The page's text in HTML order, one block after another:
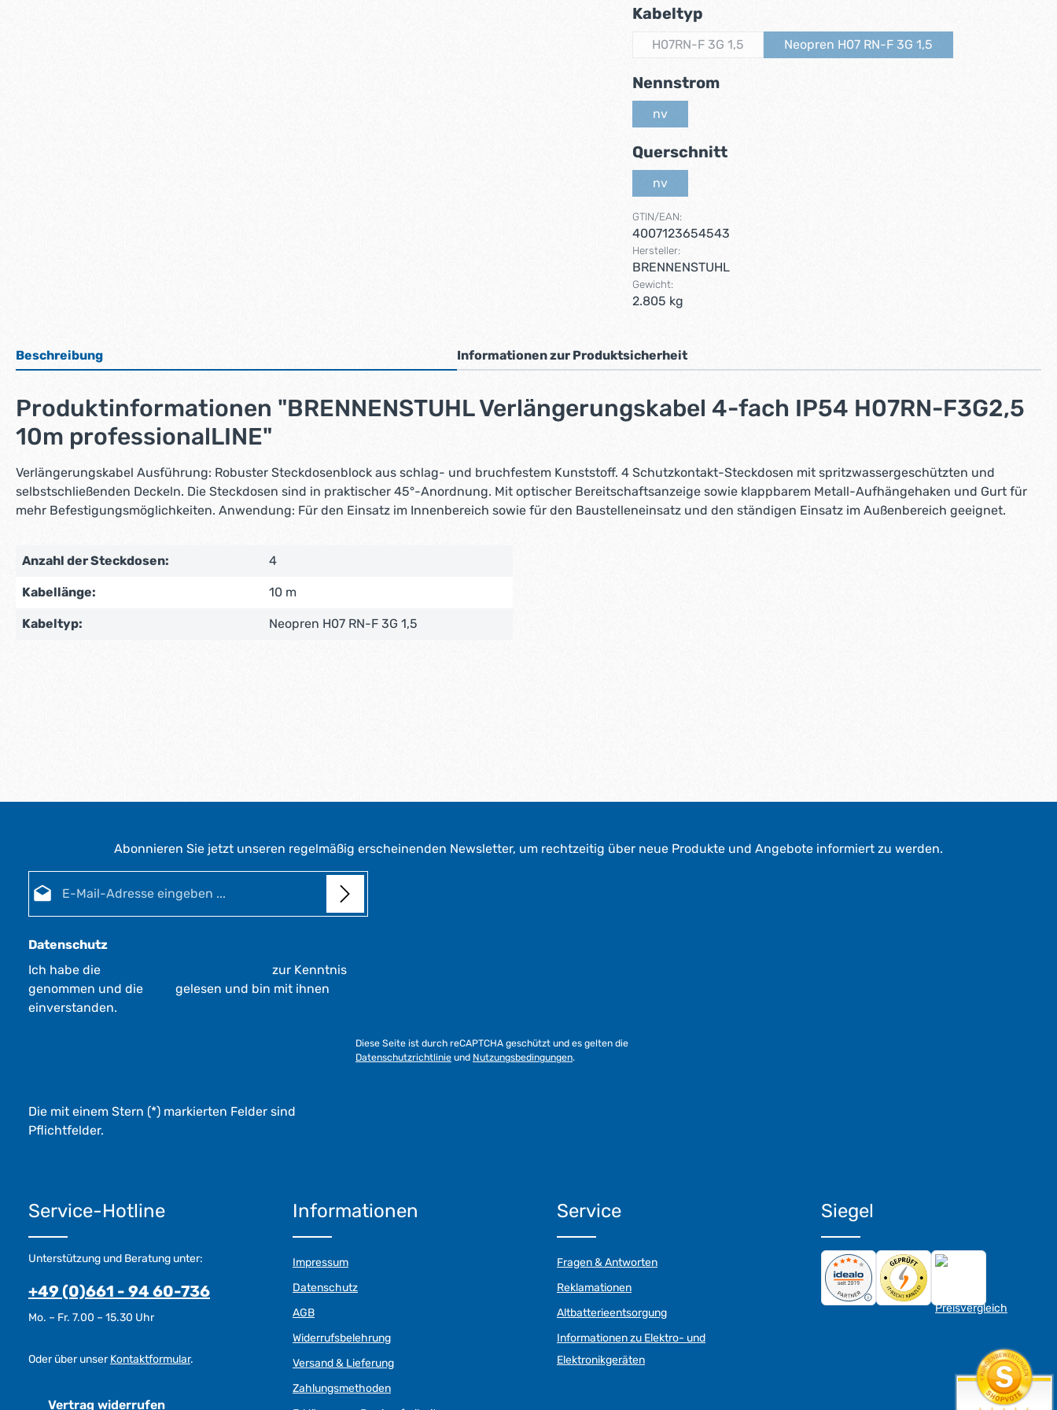
Kabeltyp
H07RN-F 3G 1,5
(Diese Option ist zurzeit nicht verfügbar.)
Neopren H07 RN-F 3G 1,5
(Diese Option ist zurzeit nicht
Nennstromauswählen
nv
Querschnittauswählen
nv
GTIN/EAN:
4007123654543
Hersteller:
BRENNENSTUHL
Gewicht:
2.805 kg
Beschreibung Informationen zur Produktsicherheit
Produktinformationen "BRENNENSTUHL Verlängerungskabel 4-fach IP54 H07RN-F3G2,5
10m professionalLINE"
Verlängerungskabel Ausführung: Robuster Steckdosenblock aus schlag- und bruchfestem Kunststoff. 4 Schutzkontakt-Steckdosen mit spritzwassergeschützten und
selbstschließenden Deckeln. Die Steckdosen sind in praktischer 45°-Anordnung. Mit optischer Bereitschaftsanzeige sowie klappbarem Metall-Aufhängehaken und Gurt für
mehr Befestigungsmöglichkeiten. Anwendung: Für den Einsatz im Innenbereich sowie für den Baustelleneinsatz und den ständigen Einsatz im Außenbereich geeignet.
Anzahl der Steckdosen: 4
Kabellänge: 10 m
Kabeltyp: Neopren H07 RN-F 3G 1,5
Abonnieren Sie jetzt unseren regelmäßig erscheinenden Newsletter, um rechtzeitig über neue Produkte und Angebote informiert zu werden.
Datenschutz
Ich habe die
zur Kenntnis
genommen und die
gelesen und bin mit ihnen
einverstanden.
Diese Seite ist durch reCAPTCHA geschützt und es gelten die
Datenschutzrichtlinie und Nutzungsbedingungen.
Die mit einem Stern (*) markierten Felder sind
Pflichtfelder.
Service-Hotline
Unterstützung und Beratung unter:
+49 (0)661 - 94 60-736
Mo. – Fr. 7.00 – 15.30 Uhr
Oder über unserKontaktformular.
Vertrag widerrufen
Informationen
Impressum
Datenschutz
AGB
Widerrufsbelehrung
Versand & Lieferung
Zahlungsmethoden
Service
Fragen & Antworten
Reklamationen
Altbatterieentsorgung
Informationen zu Elektro- und
Elektronikgeräten
Siegel